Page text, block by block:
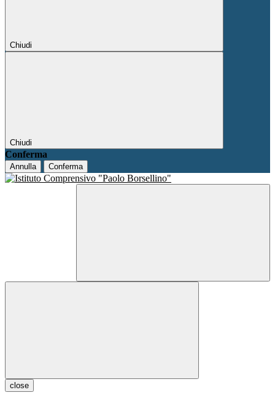
Chiudi
Chiudi
Conferma
Annulla Conferma
close